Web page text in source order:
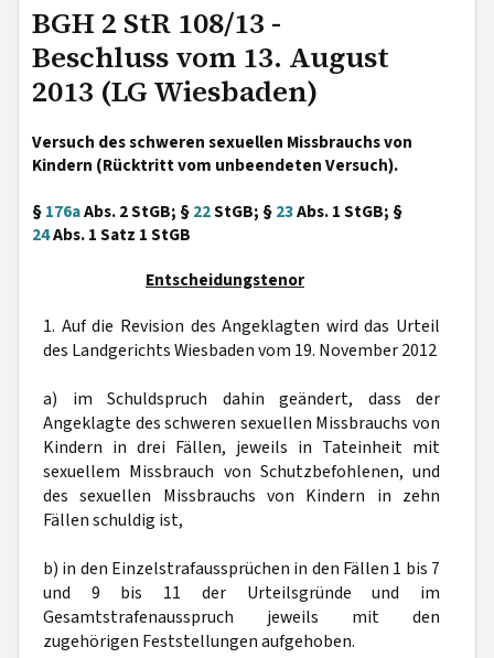
BGH 2 StR 108/13 -
Beschluss vom 13. August
2013 (LG Wiesbaden)
Versuch des schweren sexuellen Missbrauchs von
Kindern (Rücktritt vom unbeendeten Versuch).
§176aAbs. 2 StGB; §22StGB; §23Abs. 1 StGB; §
24Abs. 1 Satz 1 StGB
Entscheidungstenor
1. Auf die Revision des Angeklagten wird das Urteil
des Landgerichts Wiesbaden vom 19. November 2012
a) im Schuldspruch dahin geändert, dass der
Angeklagte des schweren sexuellen Missbrauchs von
Kindern in drei Fällen, jeweils in Tateinheit mit
sexuellem Missbrauch von Schutzbefohlenen, und
des sexuellen Missbrauchs von Kindern in zehn
Fällen schuldig ist,
b) in den Einzelstrafaussprüchen in den Fällen 1 bis 7
und 9 bis 11 der Urteilsgründe und im
Gesamtstrafenausspruch jeweils mit den
zugehörigen Feststellungen aufgehoben.